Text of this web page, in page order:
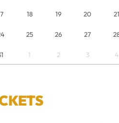
18 19 20 21
25 26 27
1 2 3 4